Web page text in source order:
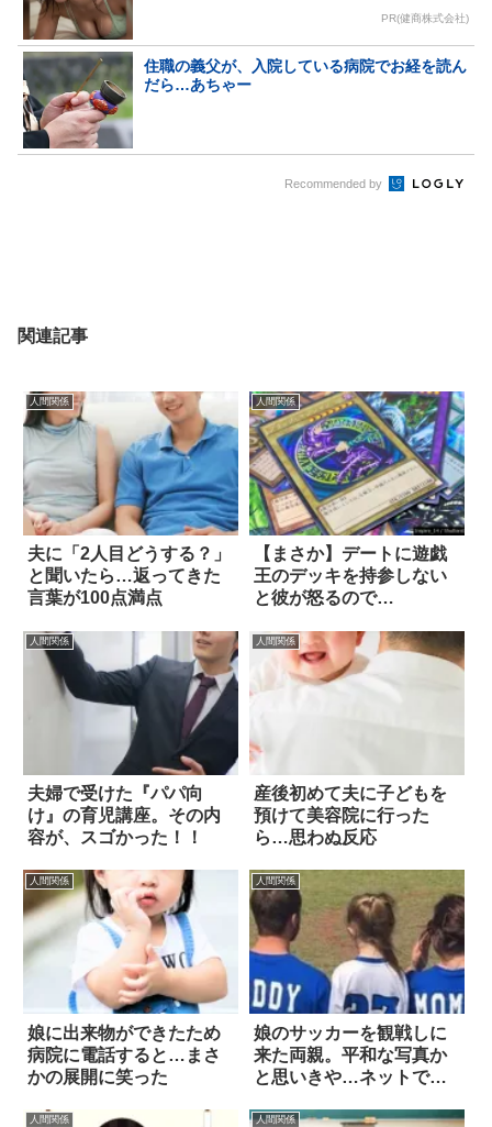
PR(健商株式会社)
住職の義父が、入院している病院でお経を読ん
だら…あちゃー
Recommended by
関連記事
人間関係
夫に「2人目どうする？」
と聞いたら…返ってきた
言葉が100点満点
人間関係
【まさか】デートに遊戯
王のデッキを持参しない
と彼が怒るので…
人間関係
夫婦で受けた『パパ向
け』の育児講座。その内
容が、スゴかった！！
人間関係
産後初めて夫に子どもを
預けて美容院に行った
ら…思わぬ反応
人間関係
娘に出来物ができたため
病院に電話すると…まさ
かの展開に笑った
人間関係
娘のサッカーを観戦しに
来た両親。平和な写真か
と思いきや…ネットで議
人間関係 人間関係